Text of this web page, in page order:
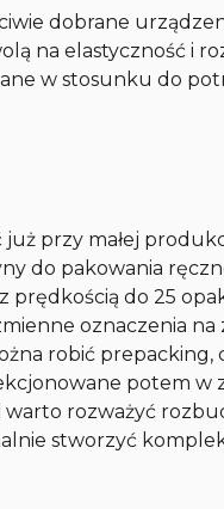
dobrane
na elastyczność i
w stosunku do
przy małej
do pakowania
prędkością do 25
oznaczenia
robić prepacking,
potem w
rozważyć
stworzyć